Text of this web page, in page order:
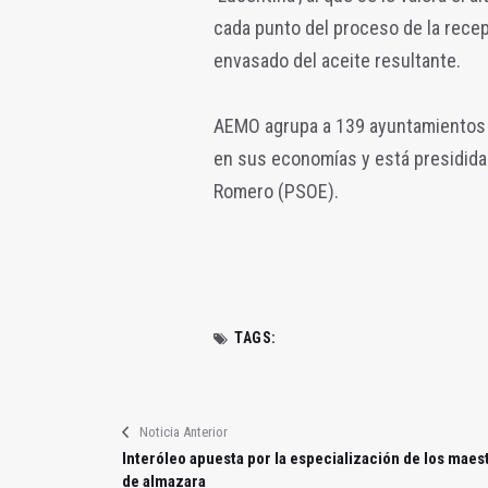
cada punto del proceso de la
envasado del aceite resultante.
AEMO agrupa a 139
en sus economías y está
Romero (PSOE).
TAGS:
Noticia Anterior
Interóleo apuesta por la especialización de los
de almazara